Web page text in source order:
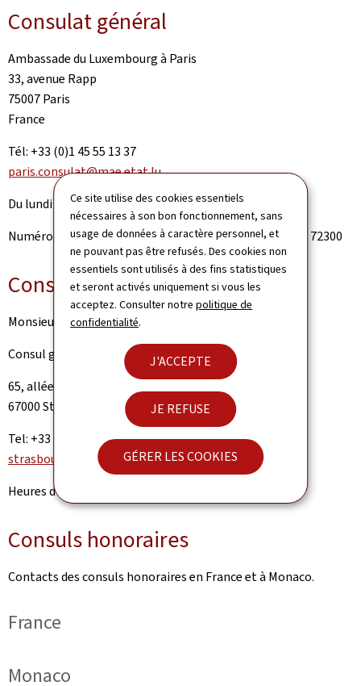
Ce site utilise des cookies essentiels
nécessaires à son bon fonctionnement, sans
usage de données à caractère personnel, et
ne pouvant pas être refusés. Des cookies non
essentiels sont utilisés à des fins statistiques
et seront activés uniquement si vous les
acceptez. Consulter notrepolitique de
confidentialité.
J'ACCEPTE
JE REFUSE
GÉRER LES COOKIES
Consulat général
Ambassade du Luxembourg à Paris
33, avenue Rapp
75007 Paris
France
Tél: +33 (0)1 45 55 13 37
paris.consulat@mae.etat.lu
Du lundi au vendredi 9h-17h
Numéro de la permanence (en cas d'urgence): +352 247 72300
Consulat général à Strasbourg
Monsieur Patrick Engelberg
Consul général du Grand-Duché de Luxembourg
65, allée de la Robertsau
67000 Strasbourg
Tel: +33 (0)3 88 15 26 36
strasbourg.rp@mae.etat.lu
Heures d’ouverture: sur rendez-vous.
Consuls honoraires
Contacts des consuls honoraires en France et à Monaco.
France
Monaco